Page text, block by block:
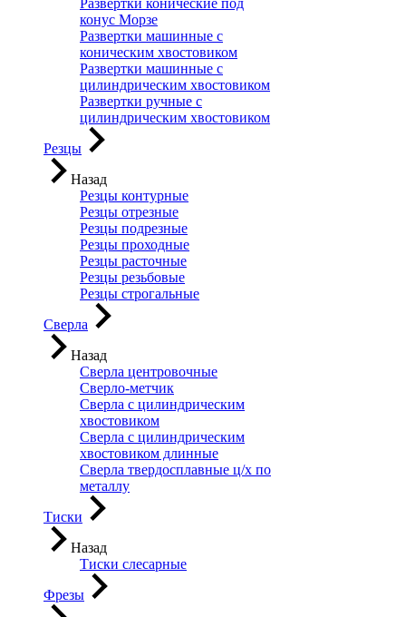
Развертки конические под
конус Морзе
Развертки машинные с
коническим хвостовиком
Развертки машинные с
цилиндрическим хвостовиком
Развертки ручные с
цилиндрическим хвостовиком
Резцы
Назад
Резцы контурные
Резцы отрезные
Резцы подрезные
Резцы проходные
Резцы расточные
Резцы резьбовые
Резцы строгальные
Сверла
Назад
Сверла центровочные
Сверло-метчик
Сверла с цилиндрическим
хвостовиком
Сверла с цилиндрическим
хвостовиком длинные
Сверла твердосплавные ц/х по
металлу
Тиски
Назад
Тиски слесарные
Фрезы